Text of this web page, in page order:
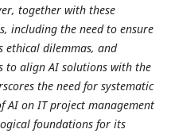
together with these
including the need to ensure
ethical dilemmas, and
to align AI solutions with the
the need for systematic
AI on IT project management
foundations for its